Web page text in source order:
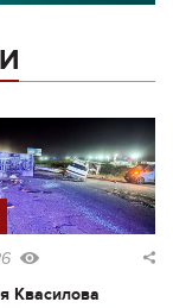
Квасилова